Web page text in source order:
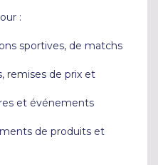
:
sportives, de matchs
remises de prix et
et événements
de produits et